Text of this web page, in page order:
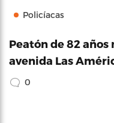
Policíacas
Peatón de 82
avenida Las
0